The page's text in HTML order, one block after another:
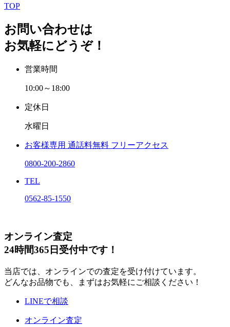
TOP
お問い合わせは
お気軽にどうぞ！
営業時間
10:00～18:00
定休日
水曜日
お客様専用 通話料無料 フリーアクセス
0800-200-2860
TEL
0562-85-1550
オンライン査定
24時間365日受付中です！
当店では、オンラインでの査定を受け付けています。
どんなお品物でも、まずはお気軽にご相談ください！
LINEで相談
オンライン査定